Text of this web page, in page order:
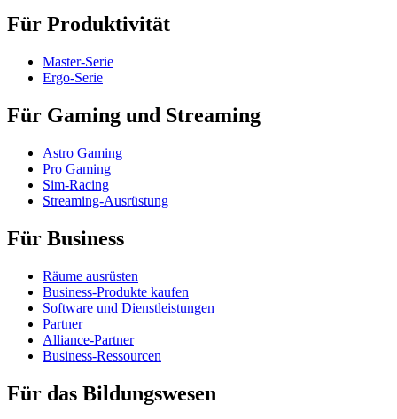
Für Produktivität
Master-Serie
Ergo-Serie
Für Gaming und Streaming
Astro Gaming
Pro Gaming
Sim-Racing
Streaming-Ausrüstung
Für Business
Räume ausrüsten
Business-Produkte kaufen
Software und Dienstleistungen
Partner
Alliance-Partner
Business-Ressourcen
Für das Bildungswesen